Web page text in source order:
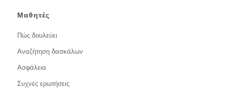
Μαθητές
Πώς δουλεύει
Αναζήτηση δασκάλων
Ασφάλεια
Συχνές ερωτήσεις